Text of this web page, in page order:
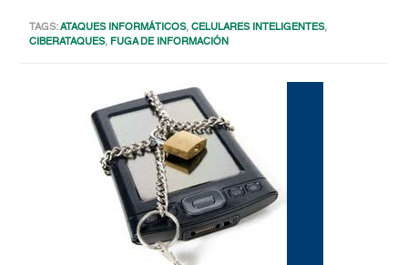
TAGS:ATAQUES INFORMÁTICOS,CELULARES INTELIGENTES,
CIBERATAQUES, FUGA DE INFORMACIÓN